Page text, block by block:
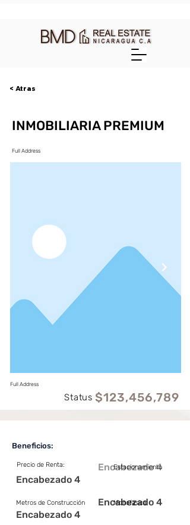
< Atras
INMOBILIARIA PREMIUM
Full Address
Full Address
Status $123,456,789
Beneficios:
Precio de Renta:
Encabezado 4
Encabezado 4
Estacionamiento
Metros de Construcción
Encabezado 4
Encabezado 4
Monofasica